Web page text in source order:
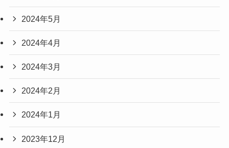
2024年5月
2024年4月
2024年3月
2024年2月
2024年1月
2023年12月